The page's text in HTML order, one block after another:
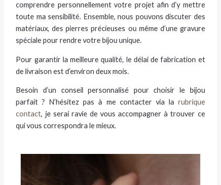
comprendre personnellement votre projet afin d’y mettre
toute ma sensibilité. Ensemble, nous pouvons discuter des
matériaux, des pierres précieuses ou même d’une gravure
spéciale pour rendre votre bijou unique.
Pour garantir la meilleure qualité, le délai de fabrication et
de livraison est d’environ deux mois.
Besoin d’un conseil personnalisé pour choisir le bijou
parfait ? N’hésitez pas à me contacter via la rubrique
contact, je serai ravie de vous accompagner à trouver ce
qui vous correspondra le mieux.